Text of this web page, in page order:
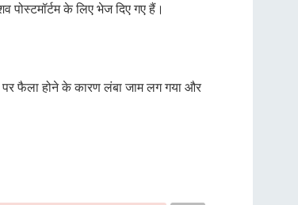
पोस्टमॉर्टम के लिए भेज दिए गए हैं।
फैला होने के कारण लंबा जाम लग गया और